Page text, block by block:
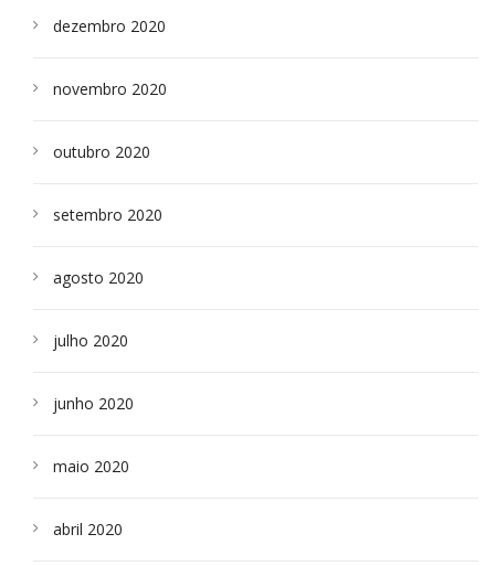
dezembro 2020
novembro 2020
outubro 2020
setembro 2020
agosto 2020
julho 2020
junho 2020
maio 2020
abril 2020